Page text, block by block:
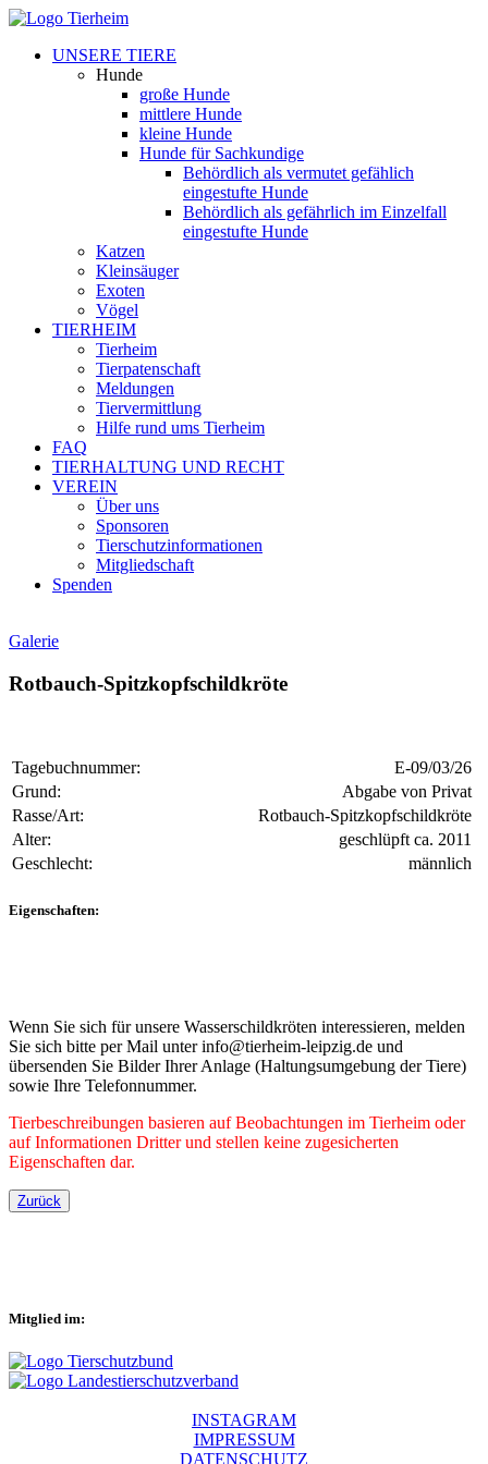
UNSERE TIERE
Hunde
große Hunde
mittlere Hunde
kleine Hunde
Hunde für Sachkundige
Behördlich als vermutet gefählich
eingestufte Hunde
Behördlich als gefährlich im Einzelfall
eingestufte Hunde
Katzen
Kleinsäuger
Exoten
Vögel
TIERHEIM
Tierheim
Tierpatenschaft
Meldungen
Tiervermittlung
Hilfe rund ums Tierheim
FAQ
TIERHALTUNG UND RECHT
VEREIN
Über uns
Sponsoren
Tierschutzinformationen
Mitgliedschaft
Spenden
Galerie
Rotbauch-Spitzkopfschildkröte
Tagebuchnummer:
E-09/03/26
Grund:
Abgabe von Privat
Rasse/Art:
Rotbauch-Spitzkopfschildkröte
Alter:
geschlüpft ca. 2011
Geschlecht:
männlich
Eigenschaften:
Wenn Sie sich für unsere Wasserschildkröten interessieren, melden
Sie sich bitte per Mail unter info@tierheim-leipzig.de und
übersenden Sie Bilder Ihrer Anlage (Haltungsumgebung der Tiere)
sowie Ihre Telefonnummer.
Tierbeschreibungen basieren auf Beobachtungen im Tierheim oder
auf Informationen Dritter und stellen keine zugesicherten
Eigenschaften dar.
Zurück
Mitglied im:
INSTAGRAM
IMPRESSUM
DATENSCHUTZ